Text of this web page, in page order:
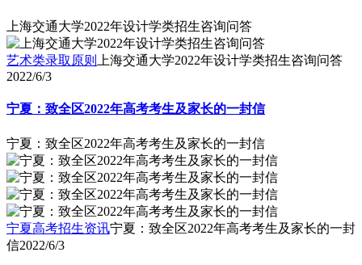
上海交通大学2022年设计学类招生咨询问答
艺术类录取原则
上海交通大学2022年设计学类招生咨询问答
2022/6/3
宁夏：致全区2022年高考考生及家长的一封信
宁夏：致全区2022年高考考生及家长的一封信
宁夏高考招生资讯宁夏：致全区2022年高考考生及家长的一封
信2022/6/3